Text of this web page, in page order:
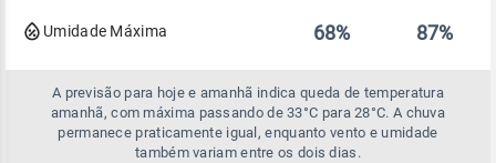
Umidade Máxima 68% 87%
A previsão para hoje e amanhã indica queda de temperatura
amanhã, com máxima passando de 33°C para 28°C. A chuva
permanece praticamente igual, enquanto vento e umidade
também variam entre os dois dias.